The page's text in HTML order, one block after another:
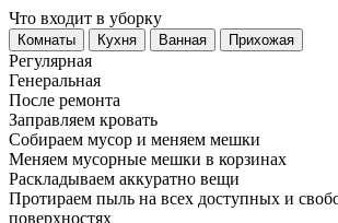
Что входит в уборку
Регу­лярная
Гене­ральная
После ремонта
Заправляем кровать
Собираем мусор и меняем мешки
Меняем мусорные мешки в корзинах
Раскладываем аккуратно вещи
Протираем пыль на всех доступных и
поверхностях